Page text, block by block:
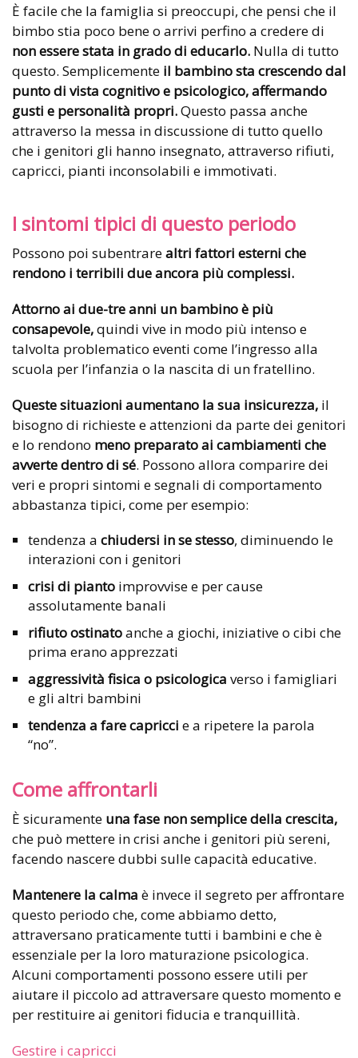
È facile che la famiglia si preoccupi, che pensi che il
bimbo stia poco bene o arrivi perfino a credere di
non essere stata in grado di educarlo. Nulla di tutto
questo. Semplicemente il bambino sta crescendo dal
punto di vista cognitivo e psicologico, affermando
gusti e personalità propri.Questo passa anche
attraverso la messa in discussione di tutto quello
che i genitori gli hanno insegnato, attraverso rifiuti,
capricci, pianti inconsolabili e immotivati.
I sintomi tipici di questo periodo
Possono poi subentrarealtri fattori esterni che
rendono i terribili due ancora più complessi.
Attorno ai due-tre anni un bambino è più
consapevole,quindi vive in modo più intenso e
talvolta problematico eventi come l’ingresso alla
scuola per l’infanzia o la nascita di un fratellino.
Queste situazioni aumentano la sua insicurezza, il
bisogno di richieste e attenzioni da parte dei genitori
e lo rendono meno preparato ai cambiamenti che
avverte dentro di sé. Possono allora comparire dei
veri e propri sintomi e segnali di comportamento
abbastanza tipici, come per esempio:
tendenza a chiudersi in se stesso, diminuendo le
interazioni con i genitori
crisi di pianto improvvise e per cause
assolutamente banali
rifiuto ostinatoanche a giochi, iniziative o cibi che
prima erano apprezzati
aggressività fisica o psicologica verso i famigliari
e gli altri bambini
tendenza a fare capricci e a ripetere la parola
“no”.
Come affrontarli
È sicuramente una fase non semplice della crescita,
che può mettere in crisi anche i genitori più sereni,
facendo nascere dubbi sulle capacità educative.
Mantenere la calma è invece il segreto per affrontare
questo periodo che, come abbiamo detto,
attraversano praticamente tutti i bambini e che è
essenziale per la loro maturazione psicologica.
Alcuni comportamenti possono essere utili per
aiutare il piccolo ad attraversare questo momento e
per restituire ai genitori fiducia e tranquillità.
Gestire i capricci